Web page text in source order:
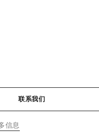
联系我们
信息